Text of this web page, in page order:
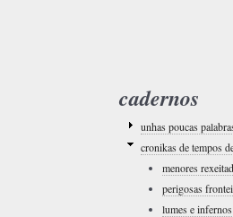
cadernos
unhas poucas
cronikas de tempos
menores
perigosas
lumes e